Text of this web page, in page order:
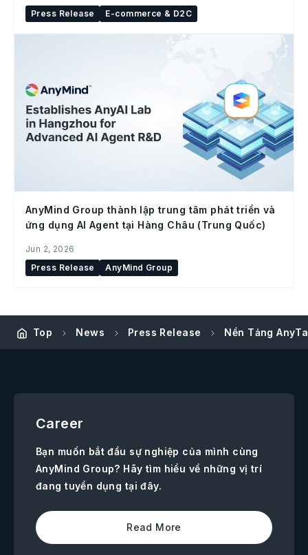
Press Release
E-commerce & D2C
AnyMind Group thành lập trung tâm phát triển và
ứng dụng AI Agent tại Hàng Châu (Trung Quốc)
Jun 2, 2026
Press Release
AnyMind Group
Top News Press Release Nền Tảng
Career
Bạn muốn bắt đầu sự nghiệp của mình cùng
AnyMind Group? Hãy tìm hiểu về những vị trí
đang tuyển dụng tại đây.
Read More